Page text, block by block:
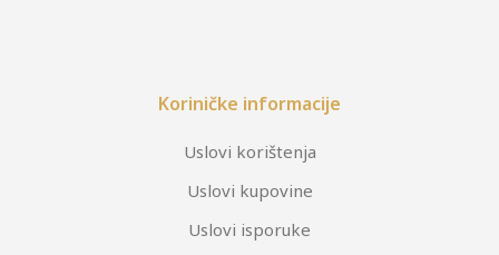
Koriničke informacije
Uslovi korištenja
Uslovi kupovine
Uslovi isporuke